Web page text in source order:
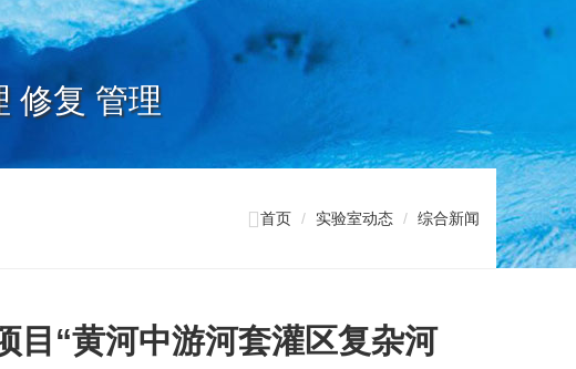
修复 管理
首页 实验室动态 综合新闻
目“黄河中游河套灌区复杂河